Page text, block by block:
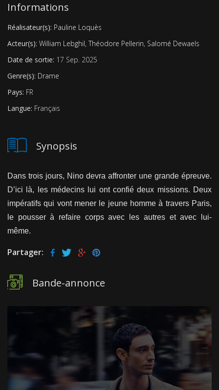
Informations
Réalisateur(s): Pauline Loquès
Acteur(s): William Lebghil, Théodore Pellerin, Salomé Dewaels
Date de sortie: 17 Sep. 2025
Genre(s): Drame
Pays: FR
Langue: Français
Synopsis
Dans trois jours, Nino devra affronter une grande épreuve.
D’ici là, les médecins lui ont confié deux missions. Deux
impératifs qui vont mener le jeune homme à travers Paris,
le pousser à refaire corps avec les autres et avec lui-
même.
Partager:
Bande-annonce